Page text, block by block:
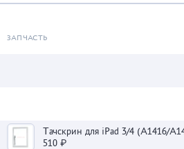
ЗАПЧАСТЬ
510 ₽